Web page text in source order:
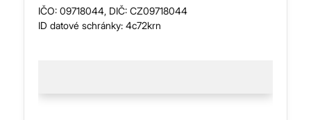
IČO: 09718044, DIČ: CZ09718044
ID datové schránky: 4c72krn